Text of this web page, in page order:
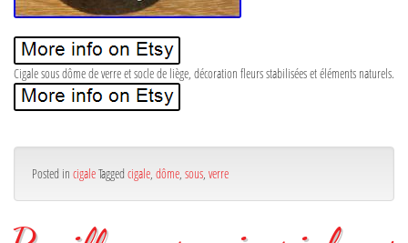
Cigale sous dôme de verre et socle de liège, décoration fleurs stabilisées et éléments naturels.
Posted in cigaleTagged cigale, dôme, sous, verre